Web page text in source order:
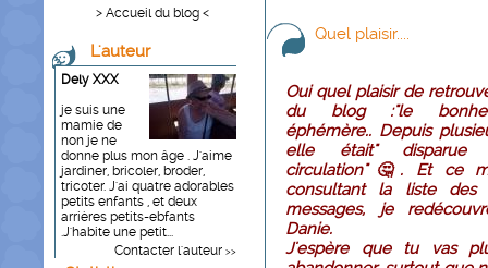
> Accueil du blog <
L'auteur
Dely XXX
je suis une
mamie de
non je ne
donne plus mon âge . J'aime
jardiner, bricoler, broder,
tricoter. J'ai quatre adorables
petits enfants , et deux
arrières petits-ebfants
.J'habite une petit...
Contacter l'auteur >>
Quel plaisir....
Oui quel plaisir de
du blog :"le
éphémère.. Depuis
elle était"
circulation"🤔. Et ce
consultant la liste des
messages, je
Danie.
J'espère que tu vas